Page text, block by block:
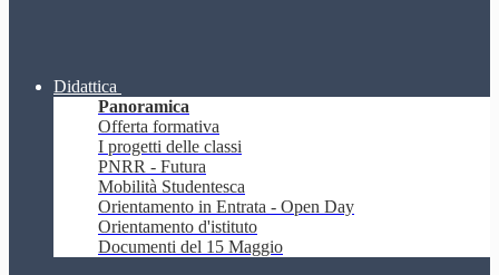
Didattica
Panoramica
Offerta formativa
I progetti delle classi
PNRR - Futura
Mobilità Studentesca
Orientamento in Entrata - Open Day
Orientamento d'istituto
Documenti del 15 Maggio